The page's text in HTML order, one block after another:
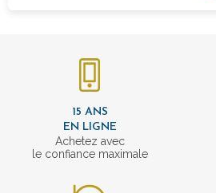
15 ANS
EN LIGNE
Achetez avec
le confiance maximale